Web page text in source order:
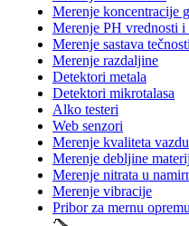
Merenje koncentracije
Merenje PH vrednosti i
Merenje sastava tečnosti
Merenje razdaljine
Detektori metala
Detektori mikrotalasa
Alko testeri
Web senzori
Merenje kvaliteta
Merenje debljine
Merenje nitrata u
Merenje vibracije
Pribor za mernu opremu